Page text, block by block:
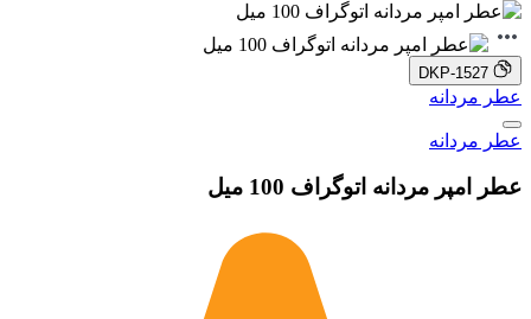
DKP-1527
عطر مردانه
عطر مردانه
عطر امپر مردانه اتوگراف 100 میل